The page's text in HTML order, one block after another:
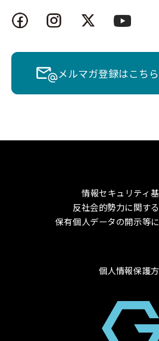
メルマガ登録はこちら
情報セキュリティ
反社会的勢力に関す
保有個人データの開示等
個人情報保護